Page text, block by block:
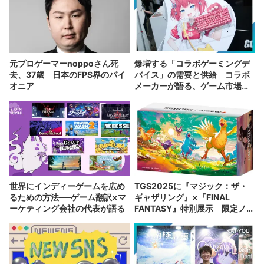
元プロゲーマーnoppoさん死
去、37歳 日本のFPS界のパイ
オニア
爆増する「コラボゲーミングデ
バイス」の需要と供給 コラボ
メーカーが語る、ゲーム市場の
世界にインディーゲームを広め
るための方法──ゲーム翻訳×マ
ーケティング会社の代表が語る
TGS2025に『マジック：ザ・
ギャザリング』×『FINAL
FANTASY』特別展示 限定ノベ